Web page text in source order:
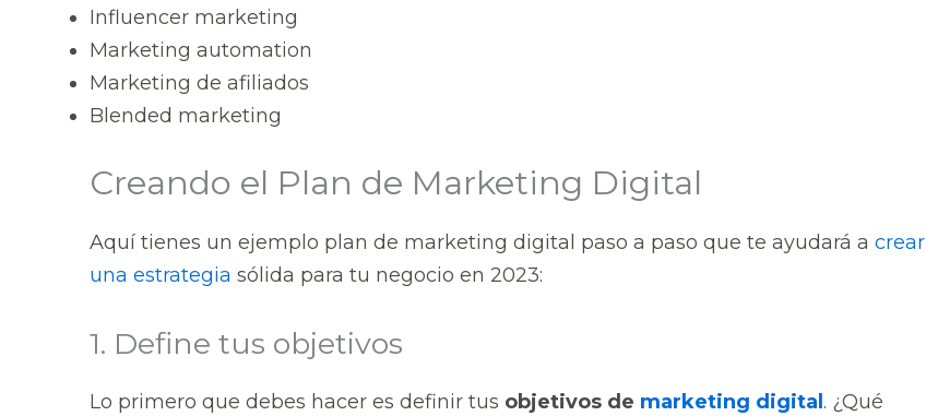
Influencer marketing
Marketing automation
Marketing de afiliados
Blended marketing
Creando el Plan de Marketing Digital
Aquí tienes un ejemplo plan de marketing digital paso a paso que te ayudará a crear
una estrategia sólida para tu negocio en 2023:
1. Define tus objetivos
Lo primero que debes hacer es definir tus objetivos de marketing digital . ¿Qué